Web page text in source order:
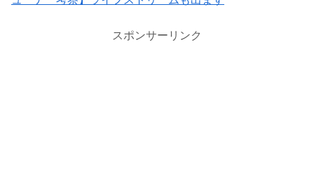
スポンサーリンク